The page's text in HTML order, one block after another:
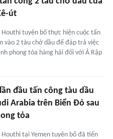
út
tuyên bố thực hiện cuộc tấn
vào 2 tàu chở dầu để đáp trả việc
phong tỏa hàng hải đối với Ả Rập
đầu tấn công tàu dầu
Arabia trên Biển Đỏ sau
tỏa
Houthi tại Yemen tuyên bố đã tiến